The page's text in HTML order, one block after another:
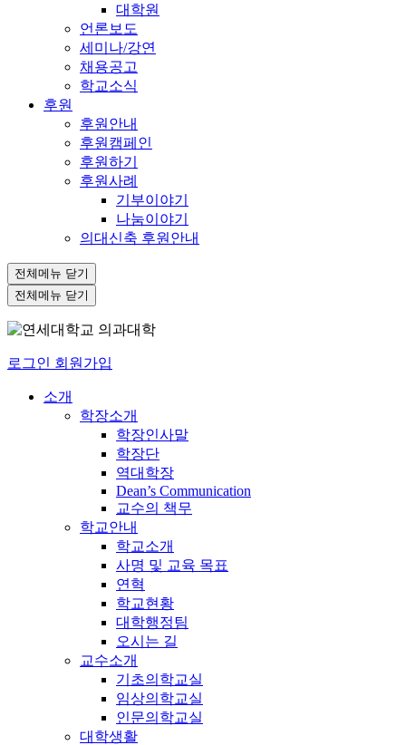
대학원
언론보도
세미나/강연
채용공고
학교소식
후원
후원안내
후원캠페인
후원하기
후원사례
기부이야기
나눔이야기
의대신축 후원안내
전체메뉴 닫기
전체메뉴 닫기
로그인 회원가입
소개
학장소개
학장인사말
학장단
역대학장
Dean’s Communication
교수의 책무
학교안내
학교소개
사명 및 교육 목표
연혁
학교현황
대학행정팀
오시는 길
교수소개
기초의학교실
임상의학교실
인문의학교실
대학생활